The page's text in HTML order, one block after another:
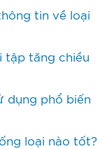
tin về loại
tập tăng chiều
dụng phổ biến
loại nào tốt?